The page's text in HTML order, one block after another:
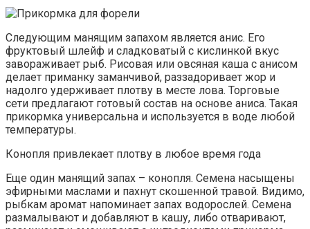
Следующим манящим запахом является анис. Его
фруктовый шлейф и сладковатый с кислинкой вкус
завораживает рыб. Рисовая или овсяная каша с анисом
делает приманку заманчивой, раззадоривает жор и
надолго удерживает плотву в месте лова. Торговые
сети предлагают готовый состав на основе аниса. Такая
прикормка универсальна и используется в воде любой
температуры.
Конопля привлекает плотву в любое время года
Еще один манящий запах – конопля. Семена насыщены
эфирными маслами и пахнут скошенной травой. Видимо,
рыбкам аромат напоминает запах водорослей. Семена
размалывают и добавляют в кашу, либо отваривают,